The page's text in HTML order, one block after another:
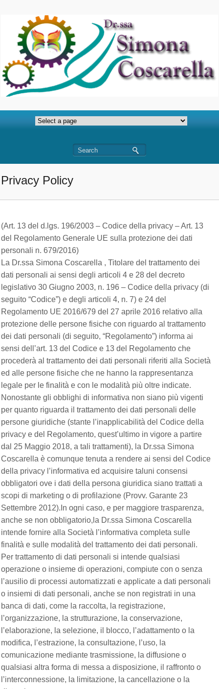
Privacy Policy
(Art. 13 del d.lgs. 196/2003 – Codice della privacy – Art. 13
del Regolamento Generale UE sulla protezione dei dati
personali n. 679/2016)
La Dr.ssa Simona Coscarella , Titolare del trattamento dei
dati personali ai sensi degli articoli 4 e 28 del decreto
legislativo 30 Giugno 2003, n. 196 – Codice della privacy (di
seguito “Codice”) e degli articoli 4, n. 7) e 24 del
Regolamento UE 2016/679 del 27 aprile 2016 relativo alla
protezione delle persone fisiche con riguardo al trattamento
dei dati personali (di seguito, “Regolamento”) informa ai
sensi dell’art. 13 del Codice e 13 del Regolamento che
procederà al trattamento dei dati personali riferiti alla Società
ed alle persone fisiche che ne hanno la rappresentanza
legale per le finalità e con le modalità più oltre indicate.
Nonostante gli obblighi di informativa non siano più vigenti
per quanto riguarda il trattamento dei dati personali delle
persone giuridiche (stante l’inapplicabilità del Codice della
privacy e del Regolamento, quest’ultimo in vigore a partire
dal 25 Maggio 2018, a tali trattamenti), la Dr.ssa Simona
Coscarella è comunque tenuta a rendere ai sensi del Codice
della privacy l’informativa ed acquisire taluni consensi
obbligatori ove i dati della persona giuridica siano trattati a
scopi di marketing o di profilazione (Provv. Garante 23
Settembre 2012).In ogni caso, e per maggiore trasparenza,
anche se non obbligatorio,la Dr.ssa Simona Coscarella
intende fornire alla Società l’informativa completa sulle
finalità e sulle modalità del trattamento dei dati personali.
Per trattamento di dati personali si intende qualsiasi
operazione o insieme di operazioni, compiute con o senza
l’ausilio di processi automatizzati e applicate a dati personali
o insiemi di dati personali, anche se non registrati in una
banca di dati, come la raccolta, la registrazione,
l’organizzazione, la strutturazione, la conservazione,
l’elaborazione, la selezione, il blocco, l’adattamento o la
modifica, l’estrazione, la consultazione, l’uso, la
comunicazione mediante trasmissione, la diffusione o
qualsiasi altra forma di messa a disposizione, il raffronto o
l’interconnessione, la limitazione, la cancellazione o la